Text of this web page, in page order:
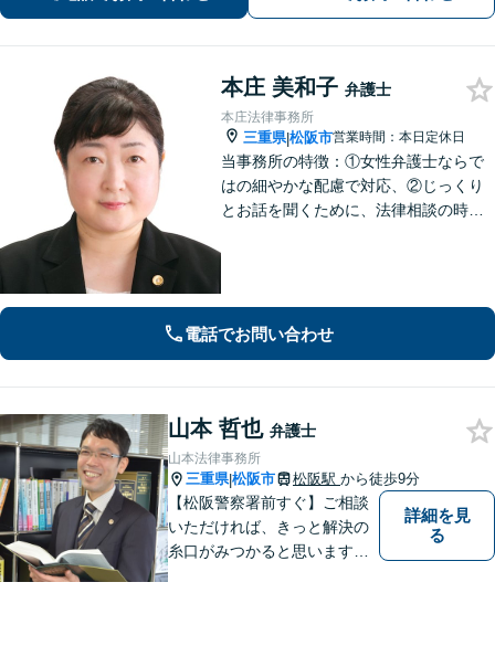
ずはお気軽にご相談ください【夜間面
談可】
本庄 美和子 弁護士
本庄法律事務所
三重県|松阪市営業時間：本日定休日
当事務所の特徴：①女性弁護士ならで
はの細やかな配慮で対応、②じっくり
とお話を聞くために、法律相談の時間
電話でお問い合わせ
山本 哲也 弁護士
山本法律事務所
三重県|松阪市 松阪駅 から徒歩9分
【松阪警察署前すぐ】ご相談
いただければ、きっと解決の
糸口がみつかると思います。
詳細を見
る